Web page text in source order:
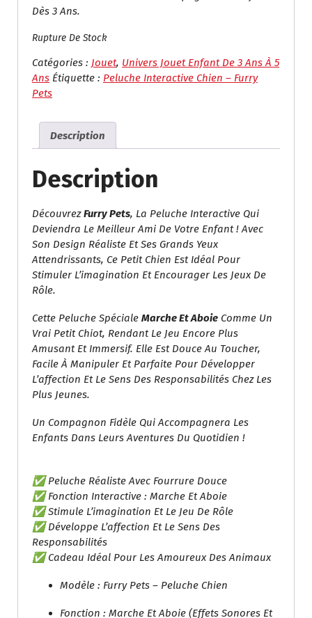
Dès 3 Ans.
Rupture De Stock
Catégories : Jouet, Univers Jouet Enfant De 3 Ans À 5
Ans Étiquette : Peluche Interactive Chien – Furry
Pets
Description
Description
DécouvrezFurry Pets, La Peluche Interactive Qui
Deviendra Le Meilleur Ami De Votre Enfant ! Avec
Son Design Réaliste Et Ses Grands Yeux
Attendrissants, Ce Petit Chien Est Idéal Pour
Stimuler L’imagination Et Encourager Les Jeux De
Rôle.
Cette Peluche Spéciale Marche Et Aboie Comme Un
Vrai Petit Chiot, Rendant Le Jeu Encore Plus
Amusant Et Immersif. Elle Est Douce Au Toucher,
Facile À Manipuler Et Parfaite Pour Développer
L’affection Et Le Sens Des Responsabilités Chez Les
Plus Jeunes.
Un Compagnon Fidèle Qui Accompagnera Les
Enfants Dans Leurs Aventures Du Quotidien !
✅ Peluche Réaliste Avec Fourrure Douce
✅ Fonction Interactive : Marche Et Aboie
✅ Stimule L’imagination Et Le Jeu De Rôle
✅ Développe L’affection Et Le Sens Des
Responsabilités
✅ Cadeau Idéal Pour Les Amoureux Des Animaux
Modèle : Furry Pets – Peluche Chien
Fonction : Marche Et Aboie (effets Sonores Et